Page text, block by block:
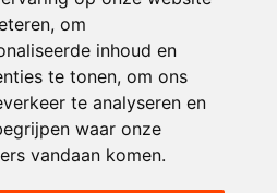
om
inhoud en
te tonen, om ons
te analyseren en
waar onze
vandaan komen.
De Leeuw